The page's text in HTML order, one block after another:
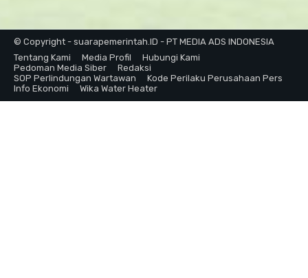
© Copyright - suarapemerintah.ID - PT MEDIA ADS INDONESIA
Tentang Kami
Media Profil
Hubungi Kami
Pedoman Media Siber
Redaksi
SOP Perlindungan Wartawan
Kode Perilaku Perusahaan Pers
Info Ekonomi
Wika Water Heater